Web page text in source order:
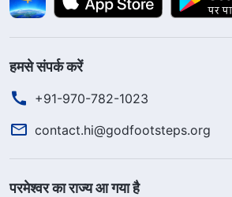
हमसे संपर्क करें
+91-970-782-1023
contact.hi@godfootsteps.org
परमेश्वर का राज्य आ गया है